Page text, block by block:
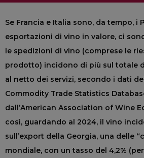
Se Francia e Italia sono, da tempo, i
esportazioni di vino in valore, ci
le spedizioni di vino (comprese le
prodotto) incidono di più sul totale
al netto dei servizi, secondo i dati
Commodity Trade Statistics
dall’American Association of Wine
così, guardando al 2024, il vino
sull’export della Georgia, una delle
mondiale, con un tasso del 4,2%